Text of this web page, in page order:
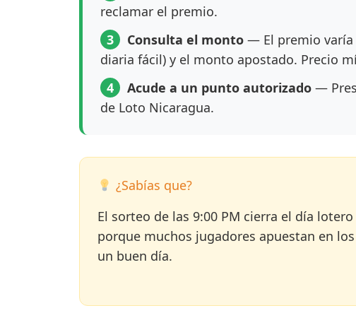
reclamar el premio.
3
Consulta el monto — El premio varía
diaria fácil) y el monto apostado. Precio
4
Acude a un punto autorizado —
de Loto Nicaragua.
¿Sabías que?
El sorteo de las 9:00 PM cierra el día
porque muchos jugadores apuestan en
un buen día.